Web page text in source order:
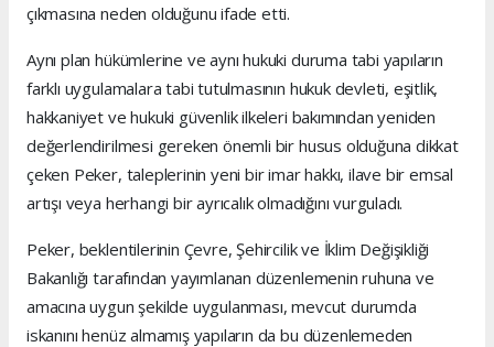
çıkmasına neden olduğunu ifade etti.
Aynı plan hükümlerine ve aynı hukuki duruma tabi yapıların
farklı uygulamalara tabi tutulmasının hukuk devleti, eşitlik,
hakkaniyet ve hukuki güvenlik ilkeleri bakımından yeniden
değerlendirilmesi gereken önemli bir husus olduğuna dikkat
çeken Peker, taleplerinin yeni bir imar hakkı, ilave bir emsal
artışı veya herhangi bir ayrıcalık olmadığını vurguladı.
Peker, beklentilerinin Çevre, Şehircilik ve İklim Değişikliği
Bakanlığı tarafından yayımlanan düzenlemenin ruhuna ve
amacına uygun şekilde uygulanması, mevcut durumda
iskanını henüz almamış yapıların da bu düzenlemeden